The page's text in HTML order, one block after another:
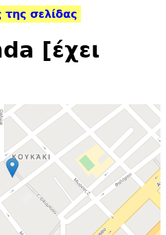
σελίδας
[έχει